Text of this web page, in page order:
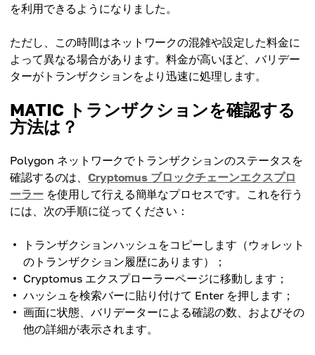
を利用できるようになりました。
ただし、この時間はネットワークの混雑や設定した料金に
よって異なる場合があります。料金が高いほど、バリデー
ターがトランザクションをより迅速に処理します。
MATIC トランザクションを確認する
方法は？
Polygon ネットワークでトランザクションのステータスを
確認するのは、Cryptomus ブロックチェーンエクスプロ
ーラーを使用して行える簡単なプロセスです。これを行う
には、次の手順に従ってください：
トランザクションハッシュをコピーします（ウォレット
のトランザクション履歴にあります）；
Cryptomus エクスプローラーページに移動します；
ハッシュを検索バーに貼り付けて Enter を押します；
画面に状態、バリデーターによる確認の数、およびその
他の詳細が表示されます。